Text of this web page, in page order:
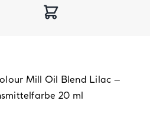
Mill Oil Blend Lilac –
20 ml